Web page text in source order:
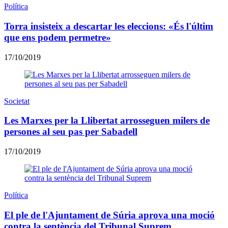
Política
Torra insisteix a descartar les eleccions: «És l'últim
que ens podem permetre»
17/10/2019
Societat
Les Marxes per la Llibertat arrosseguen milers de
persones al seu pas per Sabadell
17/10/2019
Política
El ple de l'Ajuntament de Súria aprova una moció